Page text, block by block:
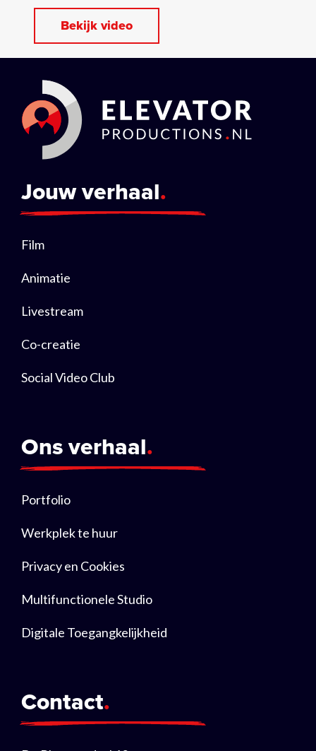
Bekijk video
Jouw verhaal
Film
Animatie
Livestream
Co-creatie
Social Video Club
Ons verhaal
Portfolio
Werkplek te huur
Privacy en Cookies
Multifunctionele Studio
Digitale Toegangkelijkheid
Contact